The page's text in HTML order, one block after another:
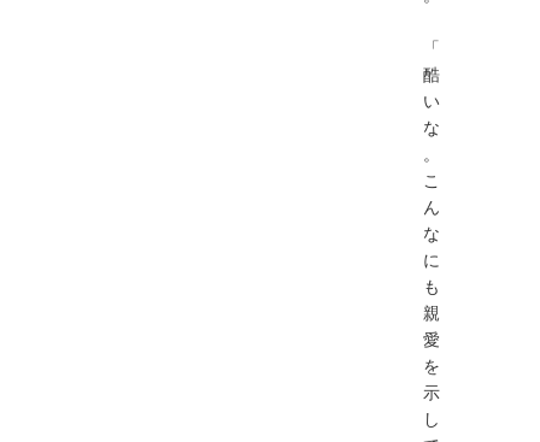
「
酷
い
な
。
こ
ん
な
に
も
親
愛
を
示
し